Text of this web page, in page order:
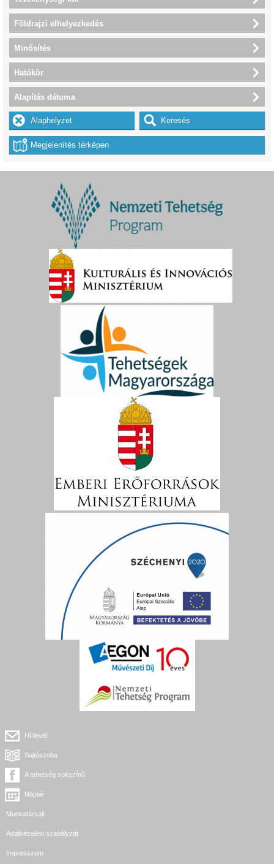
Földrajzi elhelyezkedés
Minősítés
Hatókör
Alapítás dátuma
Hírlevél
Sajtószoba
A tehetség sokszínű
Naptár
Munkatársak
Adatkezelési szabályzat
Impresszum